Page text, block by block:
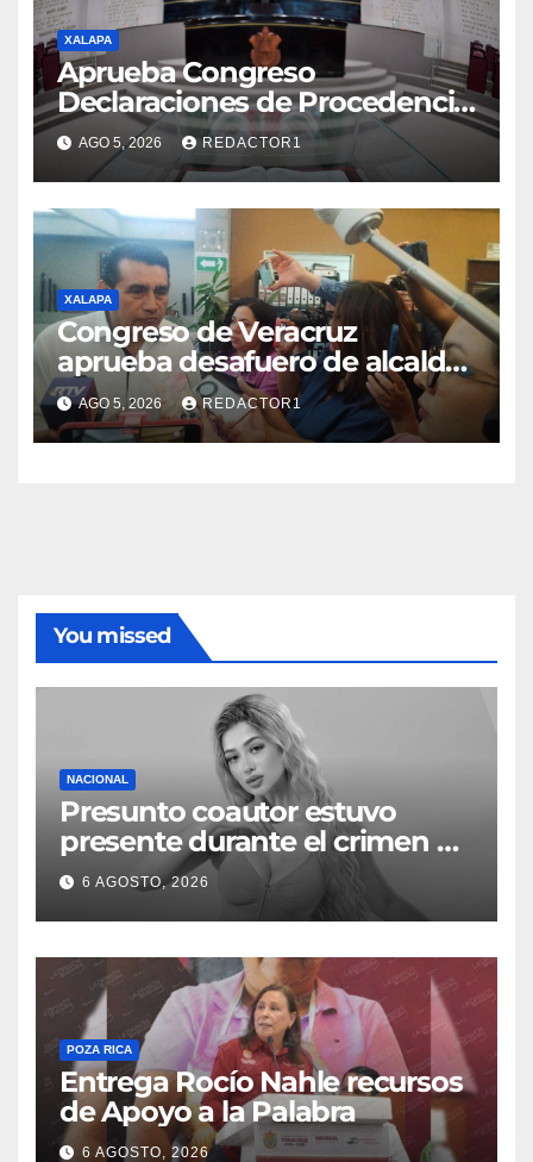
XALAPA
Aprueba Congreso
Declaraciones de Procedencia
en contra de dos munícipes
AGO 5, 2026 REDACTOR1
XALAPA
Congreso de Veracruz
aprueba desafuero de alcaldes
de Ixhuatlán del Sureste y
Úrsulo Galván
AGO 5, 2026 REDACTOR1
You missed
NACIONAL
Presunto coautor estuvo
presente durante el crimen de
Valeria Márquez: Fiscalía
6 AGOSTO, 2026
POZA RICA
Entrega Rocío Nahle recursos
de Apoyo a la Palabra
6 AGOSTO, 2026